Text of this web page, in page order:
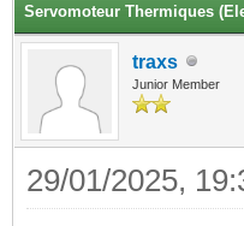
Servomoteur Thermiques
traxs
Junior Member
29/01/2025,